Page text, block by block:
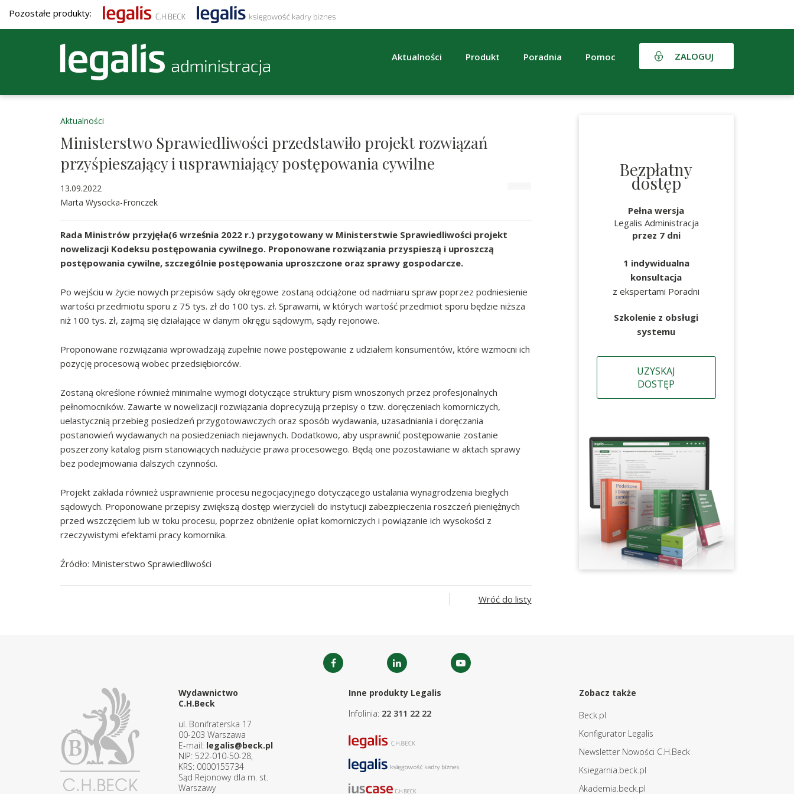
Pozostałe produkty:
Aktualności Produkt Poradnia Pomoc ZALOGUJ
Aktualności
Ministerstwo Sprawiedliwości przedstawiło projekt rozwiązań
przyśpieszający i usprawniający postępowania cywilne
13.09.2022
Marta Wysocka-Fronczek
Rada Ministrów przyjęła(6 września 2022 r.) przygotowany w Ministerstwie Sprawiedliwości projekt
nowelizacji Kodeksu postępowania cywilnego. Proponowane rozwiązania przyspieszą i uproszczą
postępowania cywilne, szczególnie postępowania uproszczone oraz sprawy gospodarcze.
Po wejściu w życie nowych przepisów sądy okręgowe zostaną odciążone od nadmiaru spraw poprzez podniesienie
wartości przedmiotu sporu z 75 tys. zł do 100 tys. zł. Sprawami, w których wartość przedmiot sporu będzie niższa
niż 100 tys. zł, zajmą się działające w danym okręgu sądowym, sądy rejonowe.
Proponowane rozwiązania wprowadzają zupełnie nowe postępowanie z udziałem konsumentów, które wzmocni ich
pozycję procesową wobec przedsiębiorców.
Zostaną określone również minimalne wymogi dotyczące struktury pism wnoszonych przez profesjonalnych
pełnomocników. Zawarte w nowelizacji rozwiązania doprecyzują przepisy o tzw. doręczeniach komorniczych,
uelastycznią przebieg posiedzeń przygotowawczych oraz sposób wydawania, uzasadniania i doręczania
postanowień wydawanych na posiedzeniach niejawnych. Dodatkowo, aby usprawnić postępowanie zostanie
poszerzony katalog pism stanowiących nadużycie prawa procesowego. Będą one pozostawiane w aktach sprawy
bez podejmowania dalszych czynności.
Projekt zakłada również usprawnienie procesu negocjacyjnego dotyczącego ustalania wynagrodzenia biegłych
sądowych. Proponowane przepisy zwiększą dostęp wierzycieli do instytucji zabezpieczenia roszczeń pieniężnych
przed wszczęciem lub w toku procesu, poprzez obniżenie opłat komorniczych i powiązanie ich wysokości z
rzeczywistymi efektami pracy komornika.
Źródło: Ministerstwo Sprawiedliwości
Wróć do listy
Bezpłatny
dostęp
Pełna wersja
Legalis Administracja
przez 7 dni
1 indywidualna
konsultacja
z ekspertami Poradni
Szkolenie z obsługi
systemu
UZYSKAJ
DOSTĘP
Wydawnictwo
C.H.Beck
ul. Bonifraterska 17
00-203 Warszawa
E-mail: legalis@beck.pl
NIP: 522-010-50-28,
KRS: 0000155734
Sąd Rejonowy dla m. st.
Warszawy
Inne produkty Legalis
Infolinia: 22 311 22 22
Zobacz także
Beck.pl
Konfigurator Legalis
Newsletter Nowości C.H.Beck
Ksiegarnia.beck.pl
Akademia.beck.pl